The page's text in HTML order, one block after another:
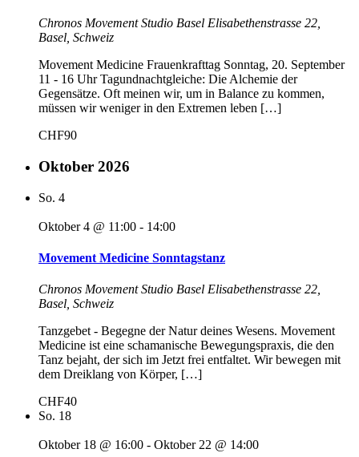
Chronos Movement Studio Basel Elisabethenstrasse 22,
Basel, Schweiz
Movement Medicine Frauenkrafttag Sonntag, 20. September
11 - 16 Uhr Tagundnachtgleiche: Die Alchemie der
Gegensätze. Oft meinen wir, um in Balance zu kommen,
müssen wir weniger in den Extremen leben […]
CHF90
Oktober 2026
So. 4
Oktober 4 @ 11:00 - 14:00
Movement Medicine Sonntagstanz
Chronos Movement Studio Basel Elisabethenstrasse 22,
Basel, Schweiz
Tanzgebet - Begegne der Natur deines Wesens. Movement
Medicine ist eine schamanische Bewegungspraxis, die den
Tanz bejaht, der sich im Jetzt frei entfaltet. Wir bewegen mit
dem Dreiklang von Körper, […]
CHF40
So. 18
Oktober 18 @ 16:00 - Oktober 22 @ 14:00